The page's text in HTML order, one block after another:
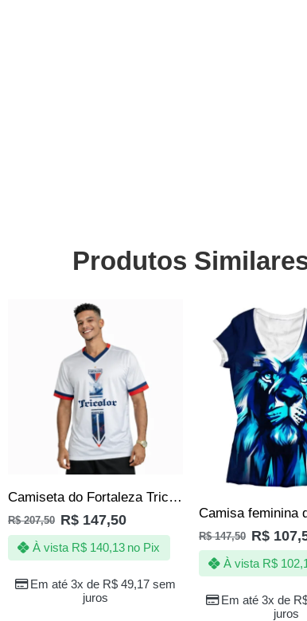
Produtos
Camiseta do Fortaleza Tricolor de Aço Branca Masculina Oficial
R$207,50 R$ 147,50
Em até 3x de R$ 49,17 sem
juros
À vista R$140,13 no Pix
SALE
R$147,50 R$
Em até 3x de
juros
À vista R$